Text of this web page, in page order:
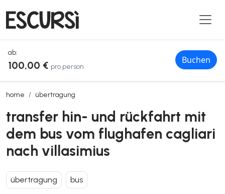
ab:
100,00 € pro person
Buchen
home übertragung
transfer hin- und rückfahrt mit dem bus vom flughafen cagliari nach
transfer hin- und rückfahrt mit
dem bus vom flughafen cagliari
nach villasimius
übertragung bus